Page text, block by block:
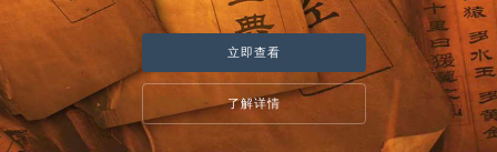
立即查看
了解详情